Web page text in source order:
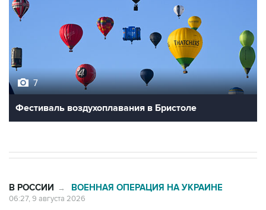
7
Фестиваль воздухоплавания в Бристоле
В РОССИИ → ВОЕННАЯ ОПЕРАЦИЯ НА УКРАИНЕ
06:27, 9 августа 2026